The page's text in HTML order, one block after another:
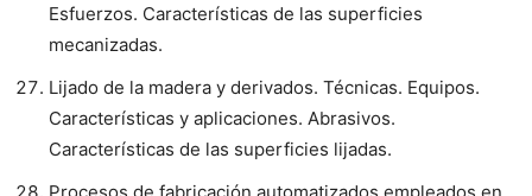
Esfuerzos. Características de las superficies
mecanizadas.
Lijado de la madera y derivados. Técnicas. Equipos.
Características y aplicaciones. Abrasivos.
Características de las superficies lijadas.